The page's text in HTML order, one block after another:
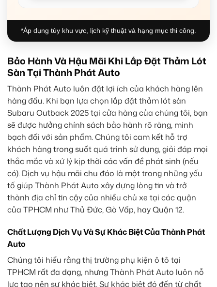
*Áp dụng tùy khu vực, lịch kỹ thuật và hạng mục thi công.
Bảo Hành Và Hậu Mãi Khi Lắp Đặt Thảm Lót
Sàn Tại Thành Phát Auto
Thành Phát Auto luôn đặt lợi ích của khách hàng lên
hàng đầu. Khi bạn lựa chọn lắp đặt thảm lót sàn
Subaru Outback 2025 tại cửa hàng của chúng tôi, bạn
sẽ được hưởng chính sách bảo hành rõ ràng, minh
bạch đối với sản phẩm. Chúng tôi cam kết hỗ trợ
khách hàng trong suốt quá trình sử dụng, giải đáp mọi
thắc mắc và xử lý kịp thời các vấn đề phát sinh (nếu
có). Dịch vụ hậu mãi chu đáo là một trong những yếu
tố giúp Thành Phát Auto xây dựng lòng tin và trở
thành địa chỉ tin cậy của nhiều chủ xe tại các quận
của TPHCM như Thủ Đức, Gò Vấp, hay Quận 12.
Chất Lượng Dịch Vụ Và Sự Khác Biệt Của Thành Phát
Auto
Chúng tôi hiểu rằng thị trường phụ kiện ô tô tại
TPHCM rất đa dạng, nhưng Thành Phát Auto luôn nỗ
lực tạo nên sự khác biệt. Sự khác biệt đó đến từ chất